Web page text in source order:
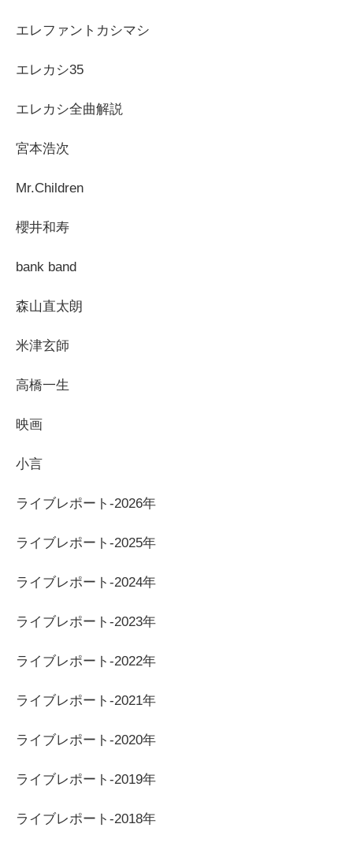
エレファントカシマシ
エレカシ35
エレカシ全曲解説
宮本浩次
Mr.Children
櫻井和寿
bank band
森山直太朗
米津玄師
高橋一生
映画
小言
ライブレポート-2026年
ライブレポート-2025年
ライブレポート-2024年
ライブレポート-2023年
ライブレポート-2022年
ライブレポート-2021年
ライブレポート-2020年
ライブレポート-2019年
ライブレポート-2018年